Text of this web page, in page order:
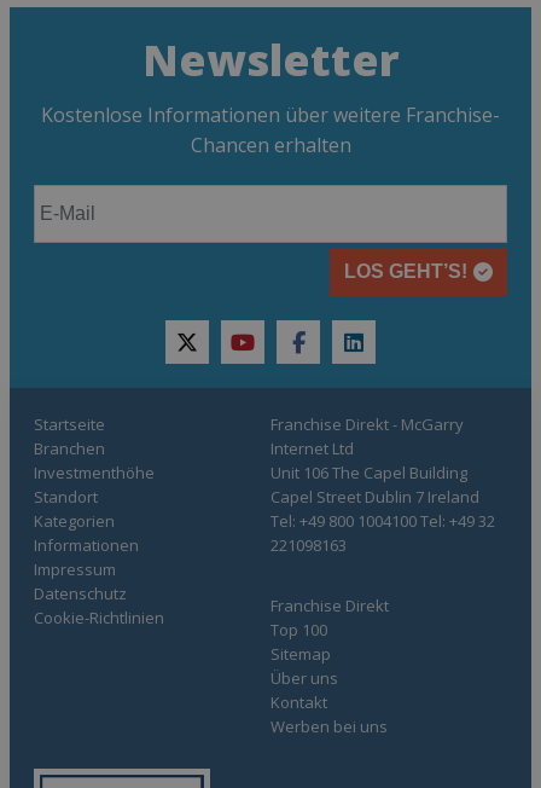
Newsletter
Kostenlose Informationen über weitere Franchise-
Chancen erhalten
LOS GEHT’S!
twitteryoutubefacebooklinkedin
Startseite
Branchen
Investmenthöhe
Standort
Kategorien
Informationen
Franchise Direkt
Top 100
Sitemap
Über uns
Kontakt
Werben bei uns
Impressum
Datenschutz
Cookie-Richtlinien
Franchise Direkt - McGarry
Internet Ltd
Unit 106 The Capel Building
Capel Street Dublin 7 Ireland
Tel: +49 800 1004100 Tel: +49 32
221098163